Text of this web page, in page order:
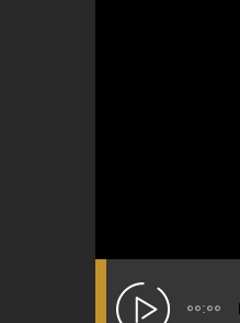
00:00